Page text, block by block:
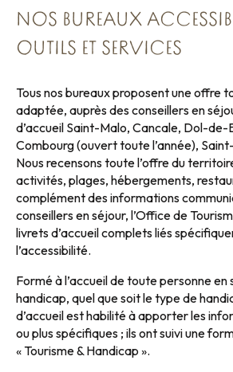
NOS BUREAUX
OUTILS ET SERVICES
Tous nos bureaux proposent une offre
adaptée, auprès des conseillers en
d’accueil Saint-Malo, Cancale, Dol-
Combourg (ouvert toute l’année),
Nous recensons toute l’offre du
activités, plages, hébergements,
complément des informations
conseillers en séjour, l’Office de
livrets d’accueil complets liés
l’accessibilité.
Formé à l’accueil de toute personne en
handicap, quel que soit le type de
d’accueil est habilité à apporter les
ou plus spécifiques ; ils ont suivi une
« Tourisme & Handicap ».